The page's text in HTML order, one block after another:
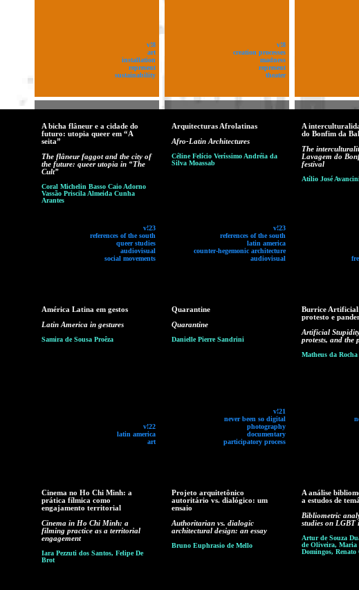
v!8
art
installation
represent
sustainability
v!8
creation processes
madness
represent
theater
A bicha flâneur e a cidade do
futuro: utopia queer em “A
seita”
The flâneur faggot and the city of
the future: queer utopia in “The
Cult”
Coral Michelin Basso Caio Adorno
Vassão Priscila Almeida Cunha
Arantes
v!23
references of the south
queer studies
audiovisual
social movements
Arquitecturas Afrolatinas
Afro-Latin Architectures
Céline Felício Veríssimo Andréia da
Silva Moassab
v!23
references of the south
latin america
counter-hegemonic architecture
audiovisual
A
do Bonfim da
The
Lavagem do
festival
Atílio José
América Latina em gestos
Latin America in gestures
Samira de Sousa Proêza
v!22
latin america
art
Quarantine
Quarantine
Danielle Pierre Sandrini
v!21
never been so digital
photography
documentary
participatory process
Burrice
protesto e
Artificial
protests, and the
Matheus da
Cinema no Ho Chi Minh: a
prática fílmica como
engajamento territorial
Cinema in Ho Chi Minh: a
filming practice as a territorial
engagement
Iara Pezzuti dos Santos, Felipe De
Brot
Projeto arquitetônico
autoritário vs. dialógico: um
ensaio
Authoritarian vs. dialogic
architectural design: an essay
Bruno Euphrasio de Mello
A análise
a estudos de
Bibliometric
studies on LGBT
Artur de Souza
de Oliveira, Maria
Domingos, Renato